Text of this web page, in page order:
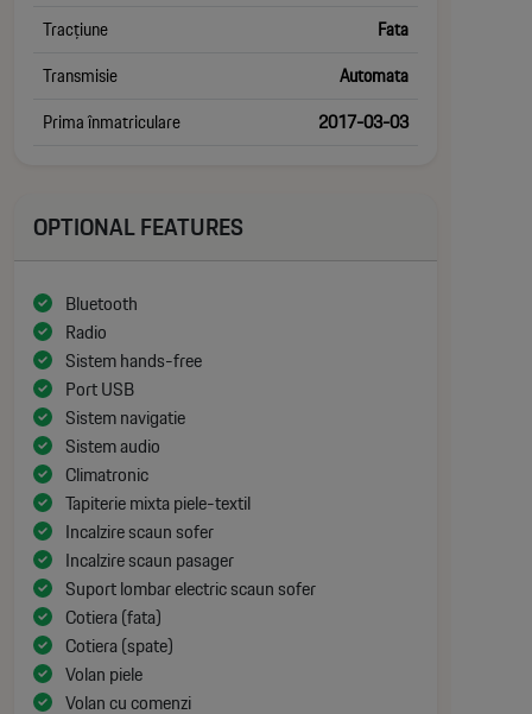
Tracțiune
Fata
Transmisie
Automata
Prima înmatriculare
2017-03-03
OPTIONAL FEATURES
Bluetooth
Radio
Sistem hands-free
Port USB
Sistem navigatie
Sistem audio
Climatronic
Tapiterie mixta piele-textil
Incalzire scaun sofer
Incalzire scaun pasager
Suport lombar electric scaun sofer
Cotiera (fata)
Cotiera (spate)
Volan piele
Volan cu comenzi